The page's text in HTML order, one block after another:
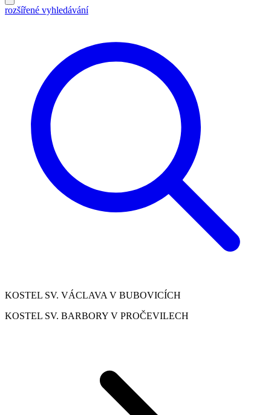
rozšířené vyhledávání
KOSTEL SV. VÁCLAVA V BUBOVICÍCH
KOSTEL SV. BARBORY V PROČEVILECH